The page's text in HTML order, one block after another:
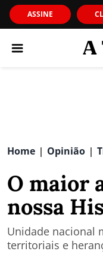
ASSINE
Home | Opinião |
O maior
nossa
Unidade nacional
territoriais e